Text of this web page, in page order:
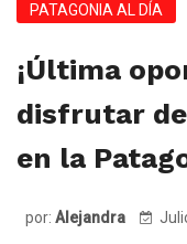
PATAGONIA AL DÍA
¡Última
disfrutar
en la
por: Alejandra